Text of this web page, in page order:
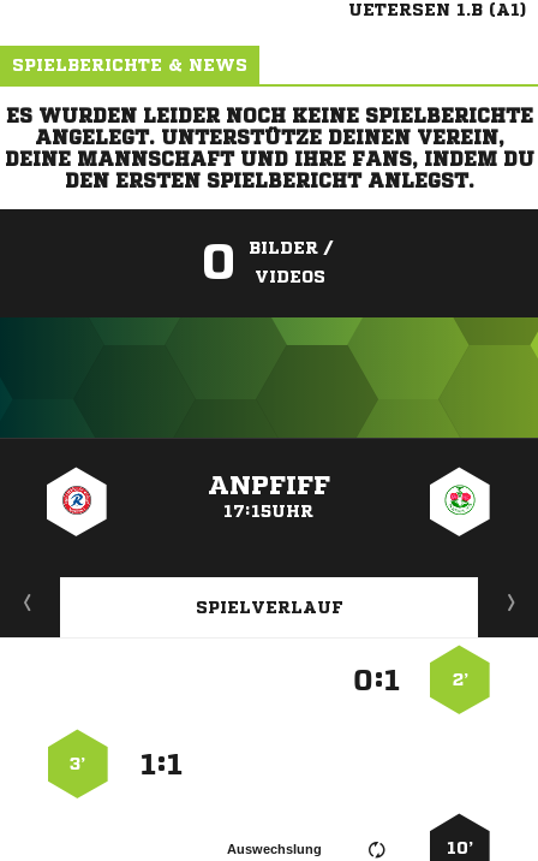
UETERSEN 1.B (A1)
SPIELBERICHTE & NEWS
ES WURDEN LEIDER NOCH KEINE SPIELBERICHTE
ANGELEGT. UNTERSTÜTZE DEINEN VEREIN,
DEINE MANNSCHAFT UND IHRE FANS, INDEM DU
DEN ERSTEN SPIELBERICHT ANLEGST.
0
BILDER /
VIDEOS
ANPFIFF
17:15UHR
SPIELVERLAUF
2’
:
:
3’
10’
Auswechslung